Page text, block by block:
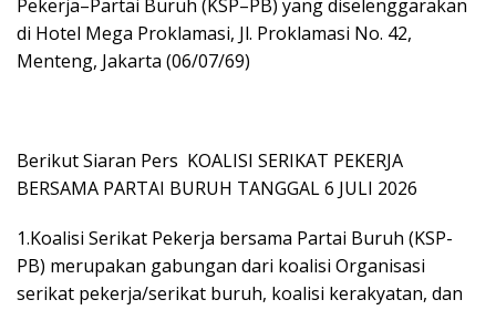
Pekerja–Partai Buruh (KSP–PB) yang diselenggarakan
di Hotel Mega Proklamasi, Jl. Proklamasi No. 42,
Menteng, Jakarta (06/07/69)
Berikut Siaran Pers KOALISI SERIKAT PEKERJA
BERSAMA PARTAI BURUH TANGGAL 6 JULI 2026
1.Koalisi Serikat Pekerja bersama Partai Buruh (KSP-
PB) merupakan gabungan dari koalisi Organisasi
serikat pekerja/serikat buruh, koalisi kerakyatan, dan